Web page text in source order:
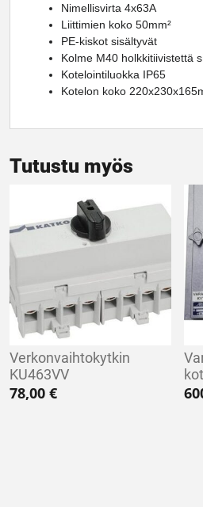
Nimellisvirta 4x63A
Liittimien koko 50mm²
PE-kiskot sisältyvät
Kolme M40 holkkitiivistettä
Kotelointiluokka IP65
Kotelon koko
Tutustu myös
Verkonvaihtokytkin
KU463VV
78,00 €